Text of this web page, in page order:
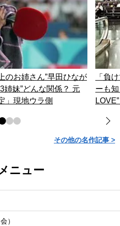
のお姉さん”早田ひなが
妹”どんな関係？ 元
」現地ウラ側
「負
ーも
その他の名作記事 >
ニュー
）